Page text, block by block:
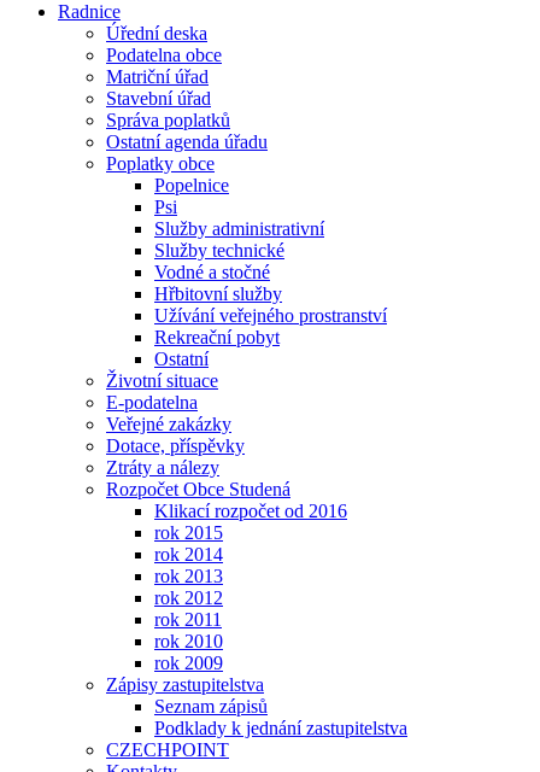
Radnice
Úřední deska
Podatelna obce
Matriční úřad
Stavební úřad
Správa poplatků
Ostatní agenda úřadu
Poplatky obce
Popelnice
Psi
Služby administrativní
Služby technické
Vodné a stočné
Hřbitovní služby
Užívání veřejného prostranství
Rekreační pobyt
Ostatní
Životní situace
E-podatelna
Veřejné zakázky
Dotace, příspěvky
Ztráty a nálezy
Rozpočet Obce Studená
Klikací rozpočet od 2016
rok 2015
rok 2014
rok 2013
rok 2012
rok 2011
rok 2010
rok 2009
Zápisy zastupitelstva
Seznam zápisů
Podklady k jednání zastupitelstva
CZECHPOINT